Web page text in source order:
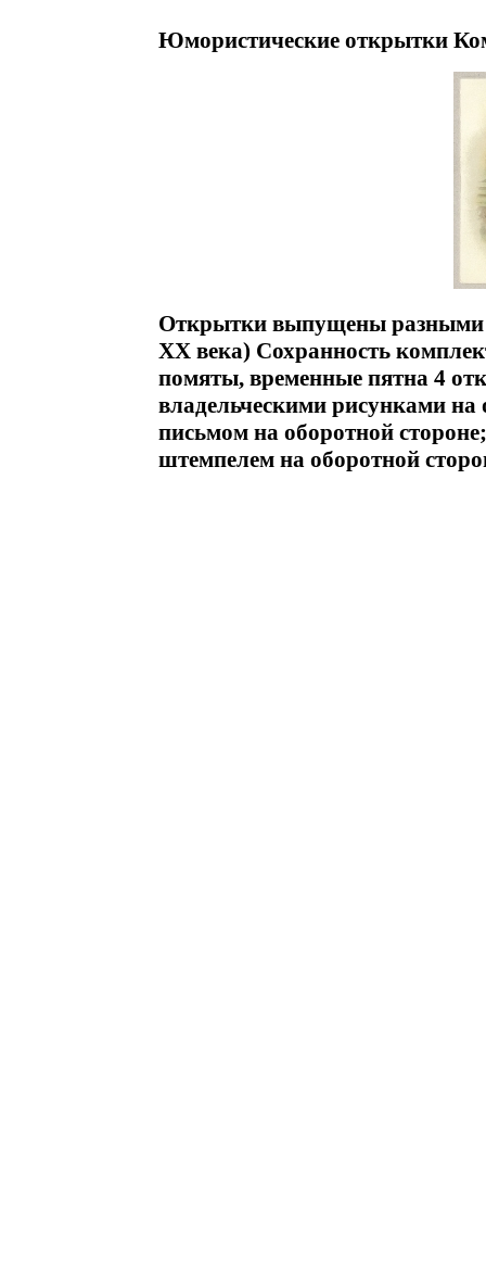
Юмористические открытки
Открытки выпущены разными
XX века) Сохранность
помяты, временные пятна 4
владельческими рисунками на
письмом на оборотной
штемпелем на оборотной